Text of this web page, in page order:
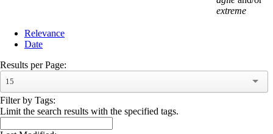
extreme
Relevance
Date
Results per Page:
15
Filter by Tags:
Limit the search results with the specified tags.